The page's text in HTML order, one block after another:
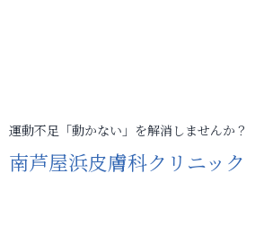
運動不足「動かない」を解消しませんか？
南芦屋浜皮膚科クリニック